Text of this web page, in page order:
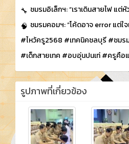
ชมรมอิเล็กฯ: “เราเดินสายไฟ แต่หั
ชมรมคอมฯ: “โค้ดอาจ error แต่ใจ
#ไหว้ครู2568 #เทคนิคชลบุรี#ชมร
#เด็กสายเทค #อบอุ่นปนเท่#ครูคือ
รูปภาพที่เกี่ยวข้อง